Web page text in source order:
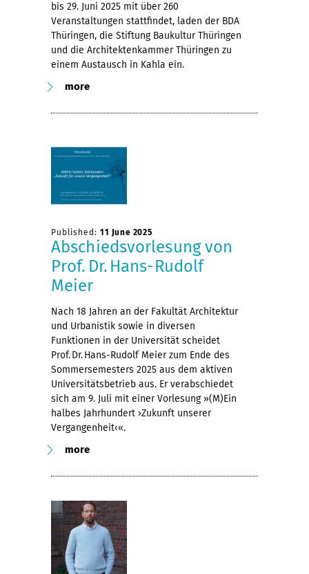
bis 29. Juni 2025 mit über 260
Veranstaltungen stattfindet, laden der BDA
Thüringen, die Stiftung Baukultur Thüringen
und die Architektenkammer Thüringen zu
einem Austausch in Kahla ein.
more
Published: 11 June 2025
Abschiedsvorlesung von
Prof. Dr. Hans-Rudolf
Meier
Nach 18 Jahren an der Fakultät Architektur
und Urbanistik sowie in diversen
Funktionen in der Universität scheidet
Prof. Dr. Hans-Rudolf Meier zum Ende des
Sommersemesters 2025 aus dem aktiven
Universitätsbetrieb aus. Er verabschiedet
sich am 9. Juli mit einer Vorlesung »(M)Ein
halbes Jahrhundert ›Zukunft unserer
Vergangenheit‹«.
more